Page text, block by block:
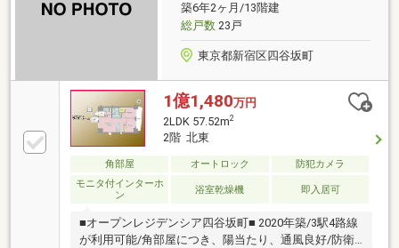
築6年2ヶ月/13階建
総戸数23戸
東京都新宿区四谷坂町
1億1,480万円
2LDK 57.52m2
2階 北東
角部屋 オートロック
防犯カメラ
モニタ付インターホ
ン
浴室乾燥機 即入居可
■オープンレジデンシア四谷坂町■ 2020年築/3駅4路線
が利用可能/角部屋につき、陽当たり、通風良好/防衛